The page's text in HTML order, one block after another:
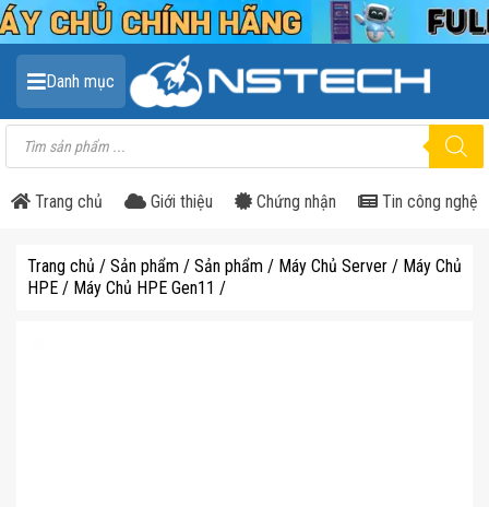
Danh mục
Tìm
kiếm
sản
Trang chủ
Giới thiệu Chứng nhận Tin công nghệ
Trang chủ / Sản phẩm / Sản phẩm / Máy Chủ Server / Máy Chủ
HPE / Máy Chủ HPE Gen11 /